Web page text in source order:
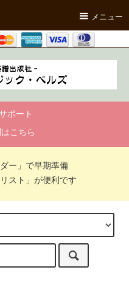
メニュー
ポート
こちら
ー」で早期準備
スト」が便利です